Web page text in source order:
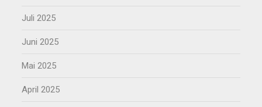
Juli 2025
Juni 2025
Mai 2025
April 2025